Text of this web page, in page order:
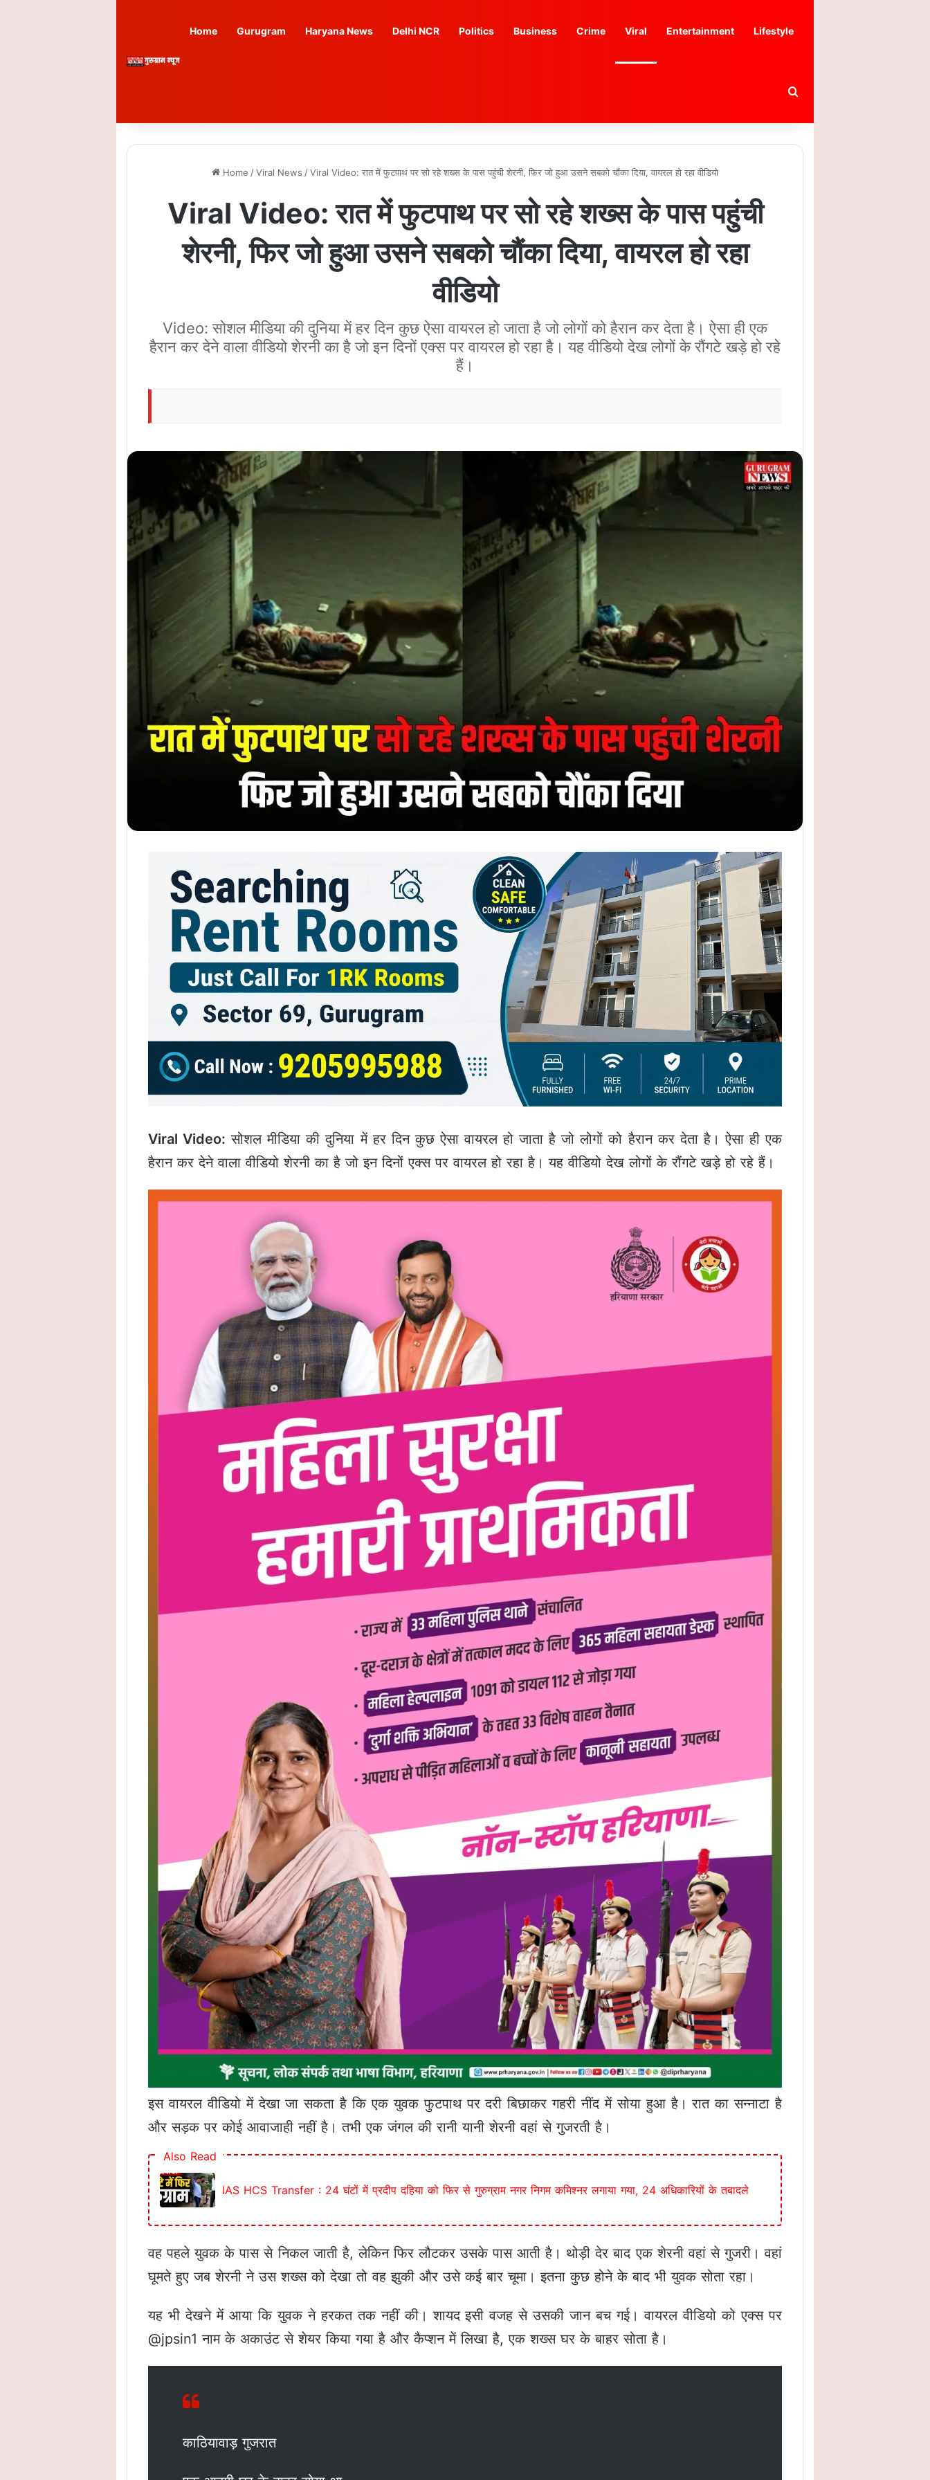
Home Gurugram Haryana News Delhi NCR Politics Business Crime Viral Entertainment Lifestyle
Search for
Home /Viral News /Viral Video: रात में फुटपाथ पर सो रहे शख्स के पास पहुंची शेरनी, फिर जो हुआ उसने सबको चौंका दिया, वायरल हो रहा वीडियो
Viral Video: रात में फुटपाथ पर सो रहे शख्स के पास पहुंची
शेरनी, फिर जो हुआ उसने सबको चौंका दिया, वायरल हो रहा
वीडियो
Video: सोशल मीडिया की दुनिया में हर दिन कुछ ऐसा वायरल हो जाता है जो लोगों को हैरान कर देता है। ऐसा ही एक
हैरान कर देने वाला वीडियो शेरनी का है जो इन दिनों एक्स पर वायरल हो रहा है। यह वीडियो देख लोगों के रौंगटे खड़े हो रहे
हैं।
Viral Video: सोशल मीडिया की दुनिया में हर दिन कुछ ऐसा वायरल हो जाता है जो लोगों को हैरान कर देता है। ऐसा ही एक
हैरान कर देने वाला वीडियो शेरनी का है जो इन दिनों एक्स पर वायरल हो रहा है। यह वीडियो देख लोगों के रौंगटे खड़े हो रहे हैं।
इस वायरल वीडियो में देखा जा सकता है कि एक युवक फुटपाथ पर दरी बिछाकर गहरी नींद में सोया हुआ है। रात का सन्नाटा है
और सड़क पर कोई आवाजाही नहीं है। तभी एक जंगल की रानी यानी शेरनी वहां से गुजरती है।
Also Read
IAS HCS Transfer : 24 घंटों में प्रदीप दहिया को फिर से गुरुग्राम नगर निगम कमिश्नर लगाया गया, 24 अधिकारियों के तबादले
वह पहले युवक के पास से निकल जाती है, लेकिन फिर लौटकर उसके पास आती है। थोड़ी देर बाद एक शेरनी वहां से गुजरी। वहां
घूमते हुए जब शेरनी ने उस शख्स को देखा तो वह झुकी और उसे कई बार चूमा। इतना कुछ होने के बाद भी युवक सोता रहा।
यह भी देखने में आया कि युवक ने हरकत तक नहीं की। शायद इसी वजह से उसकी जान बच गई। वायरल वीडियो को एक्स पर
@jpsin1 नाम के अकाउंट से शेयर किया गया है और कैप्शन में लिखा है, एक शख्स घर के बाहर सोता है।
काठियावाड़ गुजरात